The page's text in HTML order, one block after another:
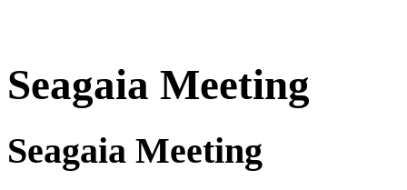
Seagaia Meeting
Seagaia Meeting